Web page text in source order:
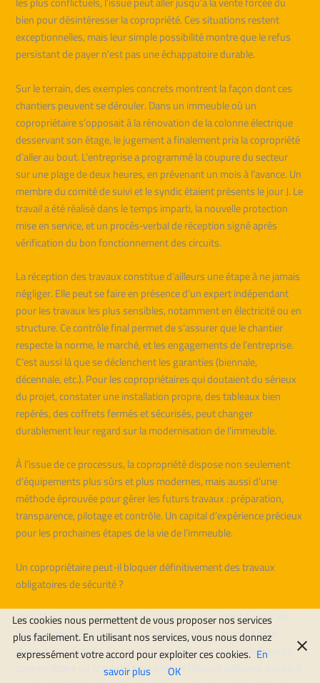
bien pour désintéresser la copropriété. Ces situations restent
exceptionnelles, mais leur simple possibilité montre que le refus
persistant de payer n’est pas une échappatoire durable.
Sur le terrain, des exemples concrets montrent la façon dont ces
chantiers peuvent se dérouler. Dans un immeuble où un
copropriétaire s’opposait à la rénovation de la colonne électrique
desservant son étage, le jugement a finalement pria la copropriété
d’aller au bout. L’entreprise a programmé la coupure du secteur
sur une plage de deux heures, en prévenant un mois à l’avance. Un
membre du comité de suivi et le syndic étaient présents le jour J. Le
travail a été réalisé dans le temps imparti, la nouvelle protection
mise en service, et un procès‑verbal de réception signé après
vérification du bon fonctionnement des circuits.
La réception des travaux constitue d’ailleurs une étape à ne jamais
négliger. Elle peut se faire en présence d’un expert indépendant
pour les travaux les plus sensibles, notamment en électricité ou en
structure. Ce contrôle final permet de s’assurer que le chantier
respecte la norme, le marché, et les engagements de l’entreprise.
C’est aussi là que se déclenchent les garanties (biennale,
décennale, etc.). Pour les copropriétaires qui doutaient du sérieux
du projet, constater une installation propre, des tableaux bien
repérés, des coffrets fermés et sécurisés, peut changer
durablement leur regard sur la modernisation de l’immeuble.
À l’issue de ce processus, la copropriété dispose non seulement
d’équipements plus sûrs et plus modernes, mais aussi d’une
méthode éprouvée pour gérer les futurs travaux : préparation,
transparence, pilotage et contrôle. Un capital d’expérience précieux
pour les prochaines étapes de la vie de l’immeuble.
Un copropriétaire peut-il bloquer définitivement des travaux
obligatoires de sécurité ?
Non. Même si un ou plusieurs copropriétaires votent contre, les
travaux imposés par la loi, un arrêté ou une situation de péril
doivent être réalisés. En cas de refus de l’assemblée générale, un
copropriétaire ou le syndic peut saisir le tribunal judiciaire, qui peut
Les cookies nous permettent de vous proposer nos services
plus facilement. En utilisant nos services, vous nous donnez
expressément votre accord pour exploiter ces cookies. En
savoir plus
OK